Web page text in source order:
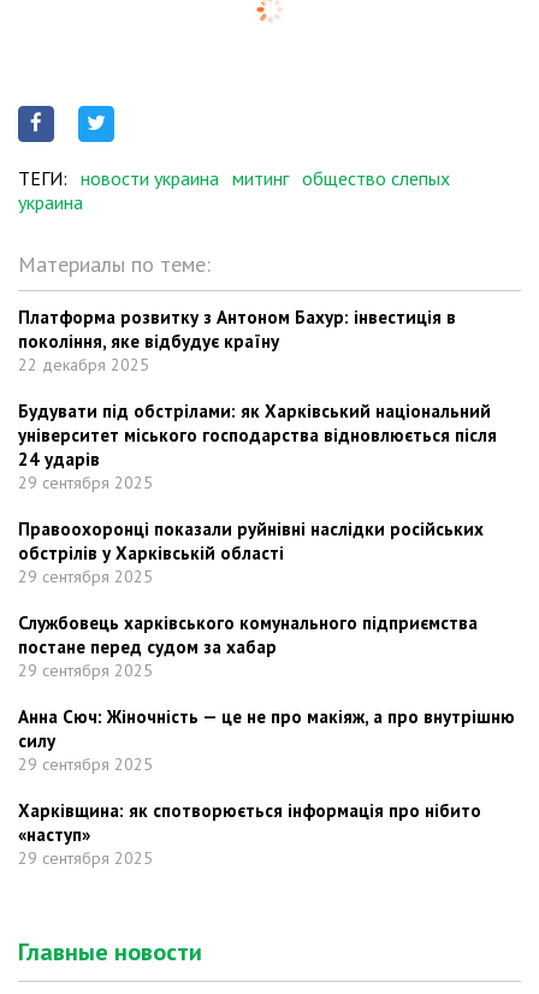
ТЕГИ: новости украина митинг общество слепых
украина
Материалы по теме:
Платформа розвитку з Антоном Бахур: інвестиція в
покоління, яке відбудує країну
22 декабря 2025
Будувати під обстрілами: як Харківський національний
університет міського господарства відновлюється після
24 ударів
29 сентября 2025
Правоохоронці показали руйнівні наслідки російських
обстрілів у Харківській області
29 сентября 2025
Службовець харківського комунального підприємства
постане перед судом за хабар
29 сентября 2025
Анна Сюч: Жіночність — це не про макіяж, а про внутрішню
силу
29 сентября 2025
Харківщина: як спотворюється інформація про нібито
«наступ»
29 сентября 2025
Главные новости